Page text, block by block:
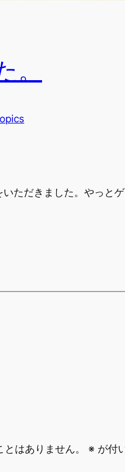
。
ただきました。やっと
はありません。 ※ が付